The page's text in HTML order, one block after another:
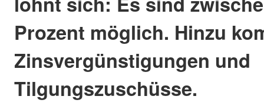
Prozent möglich. Hinzu
Zinsvergünstigungen und
Tilgungszuschüsse.